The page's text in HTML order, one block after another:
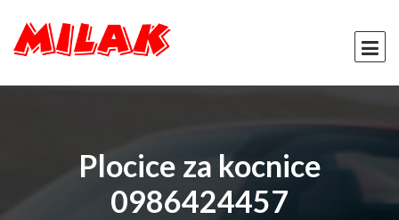
Plocice za kocnice
0986424457